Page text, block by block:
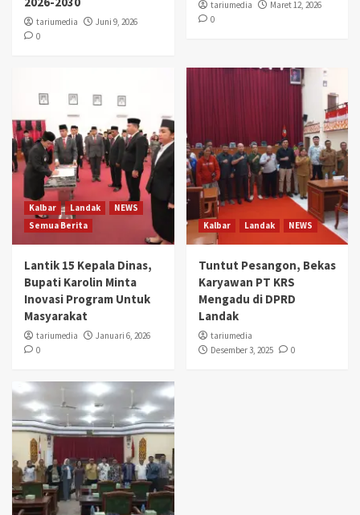
tariumedia
Juni 9, 2026
0
tariumedia
Maret 12, 2026
0
Kalbar Landak
NEWS
Semua Berita
Lantik 15 Kepala Dinas,
Bupati Karolin Minta
Inovasi Program Untuk
Masyarakat
tariumedia
Januari 6, 2026
0
Kalbar Landak NEWS
Tuntut Pesangon, Bekas
Karyawan PT KRS
Mengadu di DPRD
Landak
tariumedia
Desember 3, 2025
0